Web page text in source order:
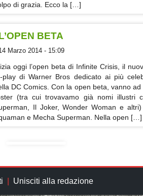
di grazia. Ecco la […]
BETA
Marzo 2014 - 15:09
oggi l’open beta di Infinite Crisis, il
play di Warner Bros dedicato ai più
DC Comics. Con la open beta, vanno
(tra cui trovavamo già nomi illustri
Il Joker, Wonder Woman e altri)
e Mecha Superman. Nella open […]
Unisciti alla redazione